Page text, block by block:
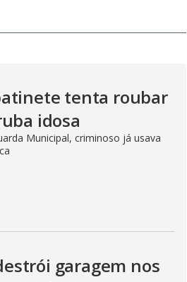
tenta roubar
idosa
Municipal, criminoso já usava
garagem nos